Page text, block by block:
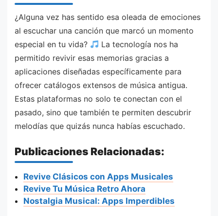
¿Alguna vez has sentido esa oleada de emociones
al escuchar una canción que marcó un momento
especial en tu vida?
La tecnología nos ha
permitido revivir esas memorias gracias a
aplicaciones diseñadas específicamente para
ofrecer catálogos extensos de música antigua.
Estas plataformas no solo te conectan con el
pasado, sino que también te permiten descubrir
melodías que quizás nunca habías escuchado.
Publicaciones Relacionadas:
Revive Clásicos con Apps Musicales
Revive Tu Música Retro Ahora
Nostalgia Musical: Apps Imperdibles